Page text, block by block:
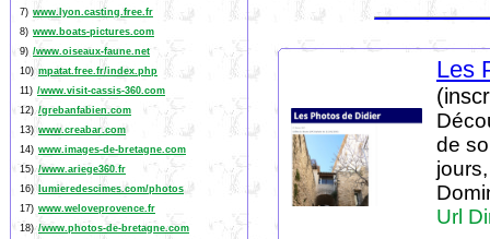
7) www.lyon.casting.free.fr
8) www.boats-pictures.com
9) /www.oiseaux-faune.net
10) mpatat.free.fr/index.php
11) /www.visit-cassis-360.com
12) /grebanfabien.com
13) www.creabar.com
14) www.images-de-bretagne.com
15) /www.ariege360.fr
16) lumieredescimes.com/photos
17) www.weloveprovence.fr
18) /www.photos-de-bretagne.com
Les
de
Url